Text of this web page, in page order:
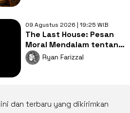
09 Agustus 2026 | 19:25 WIB
The Last House: Pesan
Moral Mendalam tentang
Hubungan Manusia dan
Alam
Ryan Farizzal
dan terbaru yang dikirimkan